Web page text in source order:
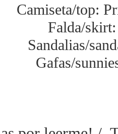
Camiseta/top:
Falda/
Sandalias/
Gafas/